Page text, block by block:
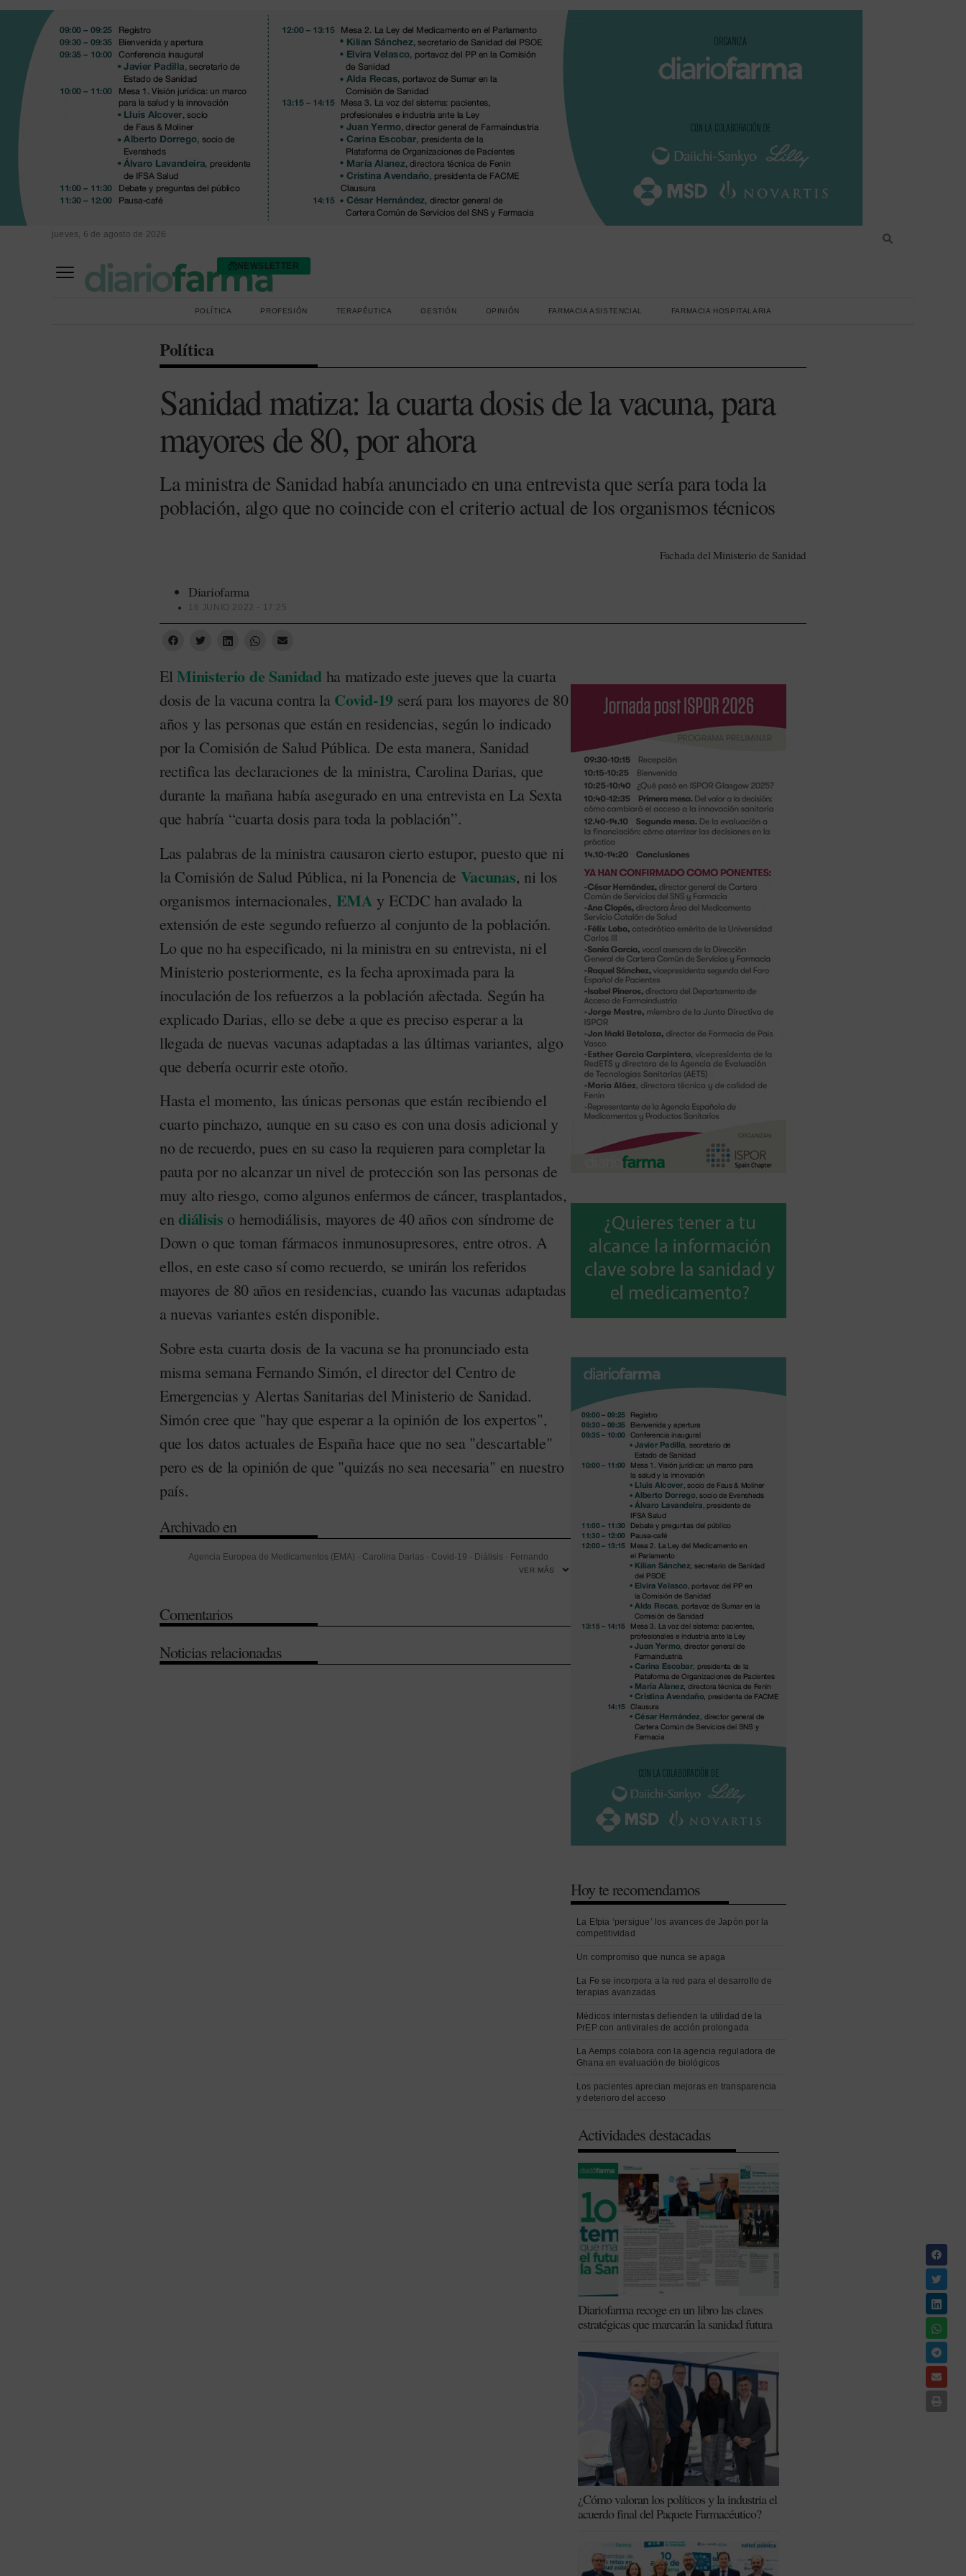
jueves, 6 de agosto de 2026
NEWSLETTER
POLÍTICA PROFESIÓN TERAPÉUTICA GESTIÓN OPINIÓN FARMACIA ASISTENCIAL FARMACIA HOSPITALARIA
Política
Sanidad matiza: la cuarta dosis de la vacuna, para
mayores de 80, por ahora
La ministra de Sanidad había anunciado en una entrevista que sería para toda la
población, algo que no coincide con el criterio actual de los organismos técnicos
Fachada del Ministerio de Sanidad
Diariofarma
16 JUNIO 2022 - 17:25
ElMinisterio de Sanidadha matizado este jueves que la cuarta
dosis de la vacuna contra la Covid-19será para los mayores de 80
años y las personas que están en residencias, según lo indicado
por la Comisión de Salud Pública. De esta manera, Sanidad
rectifica las declaraciones de la ministra, Carolina Darias, que
durante la mañana había asegurado en una entrevista en La Sexta
que habría “cuarta dosis para toda la población”.
Las palabras de la ministra causaron cierto estupor, puesto que ni
la Comisión de Salud Pública, ni la Ponencia de Vacunas, ni los
organismos internacionales, EMA y ECDC han avalado la
extensión de este segundo refuerzo al conjunto de la población.
Lo que no ha especificado, ni la ministra en su entrevista, ni el
Ministerio posteriormente, es la fecha aproximada para la
inoculación de los refuerzos a la población afectada. Según ha
explicado Darias, ello se debe a que es preciso esperar a la
llegada de nuevas vacunas adaptadas a las últimas variantes, algo
que debería ocurrir este otoño.
Hasta el momento, las únicas personas que están recibiendo el
cuarto pinchazo, aunque en su caso es con una dosis adicional y
no de recuerdo, pues en su caso la requieren para completar la
pauta por no alcanzar un nivel de protección son las personas de
muy alto riesgo, como algunos enfermos de cáncer, trasplantados,
endiálisis o hemodiálisis, mayores de 40 años con síndrome de
Down o que toman fármacos inmunosupresores, entre otros. A
ellos, en este caso sí como recuerdo, se unirán los referidos
mayores de 80 años en residencias, cuando las vacunas adaptadas
a nuevas variantes estén disponible.
Sobre esta cuarta dosis de la vacuna se ha pronunciado esta
misma semana Fernando Simón, el director del Centro de
Emergencias y Alertas Sanitarias del Ministerio de Sanidad.
Simón cree que "hay que esperar a la opinión de los expertos",
que los datos actuales de España hace que no sea "descartable"
pero es de la opinión de que "quizás no sea necesaria" en nuestro
país.
Archivado en
Agencia Europea de Medicamentos (EMA) - Carolina Darias - Covid-19 - Diálisis - Fernando
VER MÁS
Comentarios
Noticias relacionadas
Hoy te recomendamos
La Efpia ‘persigue’ los avances de Japón por la
competitividad
Un compromiso que nunca se apaga
La Fe se incorpora a la red para el desarrollo de
terapias avanzadas
Médicos internistas defienden la utilidad de la
PrEP con antivirales de acción prolongada
La Aemps colabora con la agencia reguladora de
Ghana en evaluación de biológicos
Los pacientes aprecian mejoras en transparencia
y deterioro del acceso
Actividades destacadas
Diariofarma recoge en un libro las claves
estratégicas que marcarán la sanidad futura
¿Cómo valoran los políticos y la industria el
acuerdo final del Paquete Farmacéutico?